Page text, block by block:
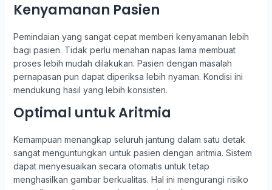
Kenyamanan Pasien
Pemindaian yang sangat cepat memberi kenyamanan lebih
bagi pasien. Tidak perlu menahan napas lama membuat
proses lebih mudah dilakukan. Pasien dengan masalah
pernapasan pun dapat diperiksa lebih nyaman. Kondisi ini
mendukung hasil yang lebih konsisten.
Optimal untuk Aritmia
Kemampuan menangkap seluruh jantung dalam satu detak
sangat menguntungkan untuk pasien dengan aritmia. Sistem
dapat menyesuaikan secara otomatis untuk tetap
menghasilkan gambar berkualitas. Hal ini mengurangi risiko